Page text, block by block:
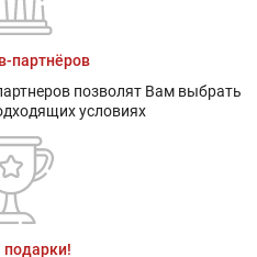
партнёров
позволят Вам выбрать
условиях